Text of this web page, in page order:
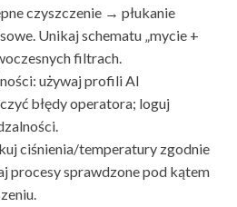
czyszczenie → płukanie
Unikaj schematu „mycie +
filtrach.
używaj profili AI
błędy operatora; loguj
ciśnienia/temperatury zgodnie
procesy sprawdzone pod kątem